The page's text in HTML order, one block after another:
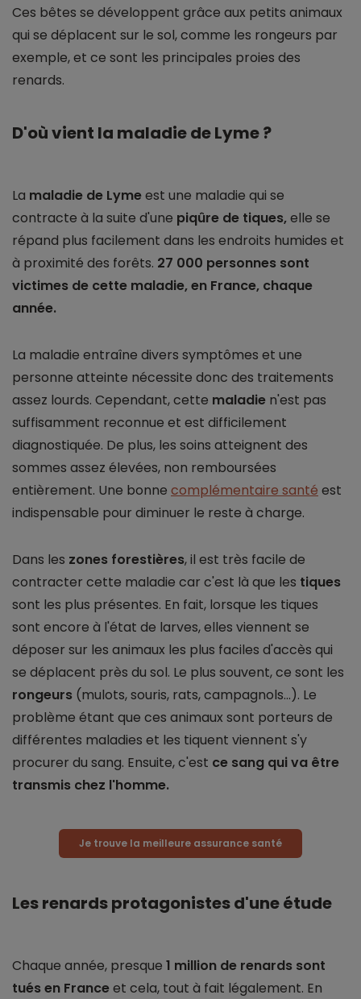
Ces bêtes se développent grâce aux petits animaux
qui se déplacent sur le sol, comme les rongeurs par
exemple, et ce sont les principales proies des
renards.
D'où vient la maladie de Lyme ?
La maladie de Lymeest une maladie qui se
contracte à la suite d'une piqûre de tiques,elle se
répand plus facilement dans les endroits humides et
à proximité des forêts. 27 000 personnes sont
victimes de cette maladie, en France, chaque
année.
La maladie entraîne divers symptômes et une
personne atteinte nécessite donc des traitements
assez lourds. Cependant, cette maladie n'est pas
suffisamment reconnue et est difficilement
diagnostiquée. De plus, les soins atteignent des
sommes assez élevées, non remboursées
entièrement. Une bonne complémentaire santé est
indispensable pour diminuer le reste à charge.
Dans les zones forestières, il est très facile de
contracter cette maladie car c'est là que les tiques
sont les plus présentes. En fait, lorsque les tiques
sont encore à l'état de larves, elles viennent se
déposer sur les animaux les plus faciles d'accès qui
se déplacent près du sol. Le plus souvent, ce sont les
rongeurs (mulots, souris, rats, campagnols...). Le
problème étant que ces animaux sont porteurs de
différentes maladies et les tiquent viennent s'y
procurer du sang. Ensuite, c'est ce sang qui va être
transmis chez l'homme.
Je trouve la meilleure assurance santé
Les renards protagonistes d'une étude
Chaque année, presque 1 million de renards sont
tués en Franceet cela, tout à fait légalement. En